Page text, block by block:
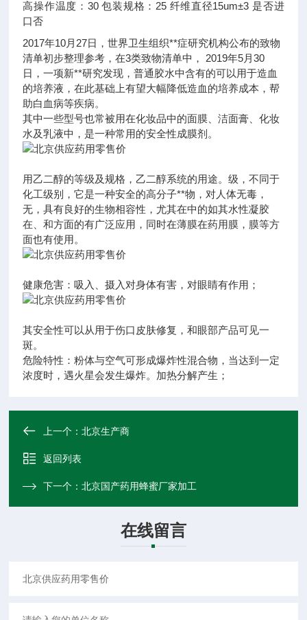
高操作温度： 30 包装规格： 25 纤维直径15um±3 是否进
口否
2017年10月27日，世界卫生组织**症研究机构公布的致物
清单初步整理参考，在3类致物清单中， 2019年5月30
日，一项新**研究发现，普通胶水中含有的可以用于造血
的培养液，在此基础上有望大幅降低造血的培养成本，帮
助白血病等疾病。
其中一些型号也常被用在化妆品中的面膜、洁面膏、化妆
水及乳液中，是一种常用的安全性成膜剂。
用乙二醇的等级及规格，乙二醇系统的用途。级，不同于
化工级别，它是一种安全的高分子**物，对人体无毒，
无，具有良好的生物相容性，尤其在中的如其水性凝胶
在、和方面的有广泛应用，同时在薄膜在药用膜，膜等方
面也有使用。
健康危害：吸入、摄入对身体有害，对眼睛有作用；
其安全性可以从用于伤口皮肤修复，和眼部产品可见一
斑。
危险特性：粉体与空气可形成爆炸性混合物，当达到一定
浓度时，遇火星会发生爆炸。加热分解产生；
上一个：北京生产商
返回列表
下一个：北京国产药用蜂蜜厂家加工
在线留言